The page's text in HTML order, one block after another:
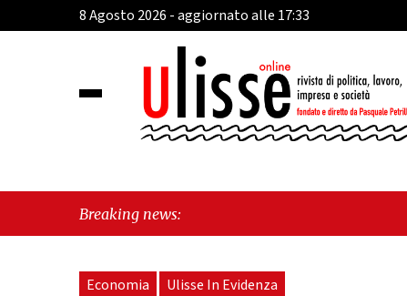
8 Agosto 2026 - aggiornato alle 17:33
Breaking news: "Cava
Economia Ulisse In Evidenza